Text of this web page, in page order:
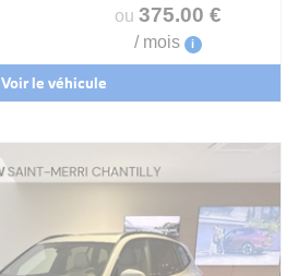
ou 375.00 €
/ mois i
Voir le véhicule